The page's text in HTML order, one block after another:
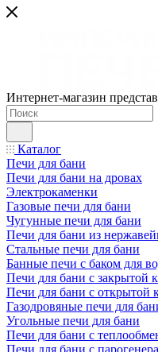
Интернет-магазин
Каталог
Печи для бани
Печи для бани на дровах
Электрокаменки
Газовые печи для бани
Чугунные печи для бани
Печи для бани из
Стальные печи для бани
Банные печи с баком для
Печи для бани с закрытой
Печи для бани с открытой
Газодровяные печи для
Угольные печи для бани
Печи для бани с
Печи для бани с